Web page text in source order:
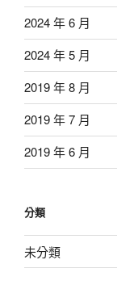
2024 年 6 月
2024 年 5 月
2019 年 8 月
2019 年 7 月
2019 年 6 月
分類
未分類